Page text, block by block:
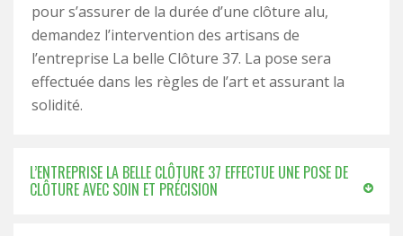
pour s’assurer de la durée d’une clôture alu,
demandez l’intervention des artisans de
l’entreprise La belle Clôture 37. La pose sera
effectuée dans les règles de l’art et assurant la
solidité.
L’ENTREPRISE LA BELLE CLÔTURE 37 EFFECTUE UNE POSE DE
CLÔTURE AVEC SOIN ET PRÉCISION